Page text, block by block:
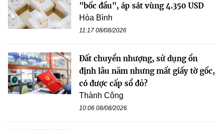
"bốc đầu", áp sát vùng 4.350 USD
Hòa Bình
11:17 08/08/2026
Đất chuyển nhượng, sử dụng ổn
định lâu năm nhưng mất giấy tờ gốc,
có được cấp sổ đỏ?
Thành Công
10:06 08/08/2026